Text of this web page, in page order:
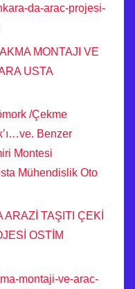
da-arac-projesi-
MONTAJI VE
USTA
/Çekme
Benzer
Montesi
Mühendislik Oto
TAŞITI ÇEKİ
OSTİM
montaji-ve-arac-